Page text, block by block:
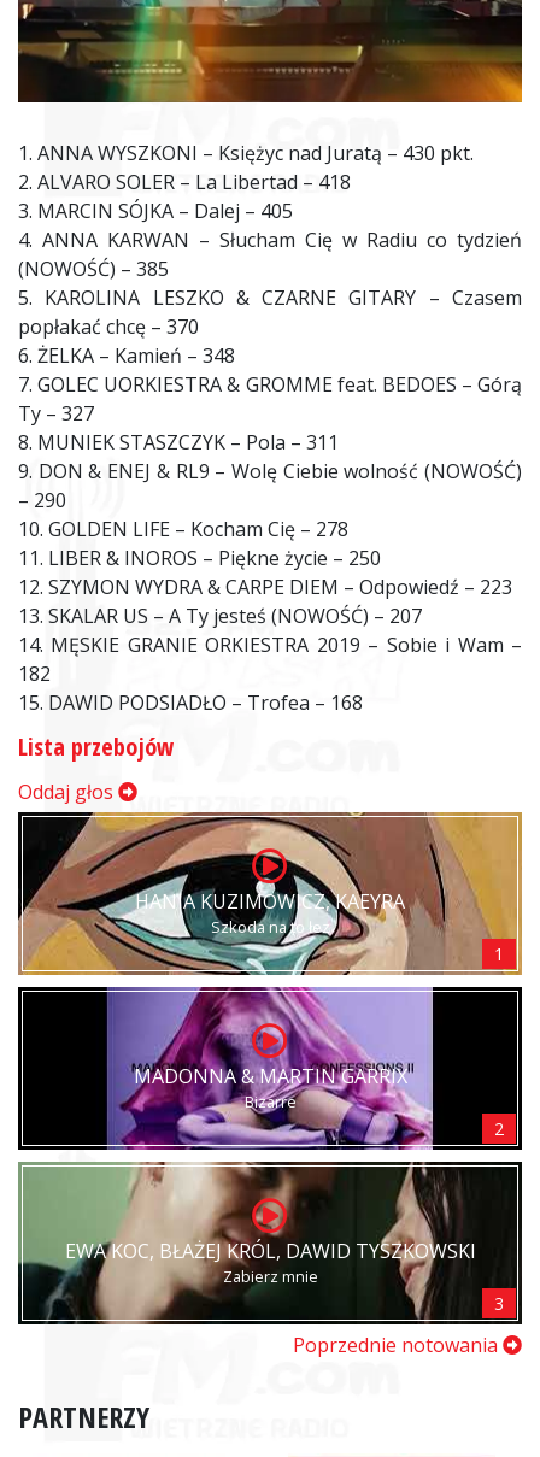
1. ANNA WYSZKONI – Księżyc nad Juratą – 430 pkt.
2. ALVARO SOLER – La Libertad – 418
3. MARCIN SÓJKA – Dalej – 405
4. ANNA KARWAN – Słucham Cię w Radiu co tydzień
(NOWOŚĆ) – 385
5. KAROLINA LESZKO & CZARNE GITARY – Czasem
popłakać chcę – 370
6. ŻELKA – Kamień – 348
7. GOLEC UORKIESTRA & GROMME feat. BEDOES – Górą
Ty – 327
8. MUNIEK STASZCZYK – Pola – 311
9. DON & ENEJ & RL9 – Wolę Ciebie wolność (NOWOŚĆ)
– 290
10. GOLDEN LIFE – Kocham Cię – 278
11. LIBER & INOROS – Piękne życie – 250
12. SZYMON WYDRA & CARPE DIEM – Odpowiedź – 223
13. SKALAR US – A Ty jesteś (NOWOŚĆ) – 207
14. MĘSKIE GRANIE ORKIESTRA 2019 – Sobie i Wam –
182
15. DAWID PODSIADŁO – Trofea – 168
Lista przebojów
Oddaj głos
HANIA KUZIMOWICZ, KAEYRA
Szkoda na to łez
1
MADONNA & MARTIN GARRIX
Bizarre
2
EWA KOC, BŁAŻEJ KRÓL, DAWID TYSZKOWSKI
Zabierz mnie
3
Poprzednie notowania
PARTNERZY